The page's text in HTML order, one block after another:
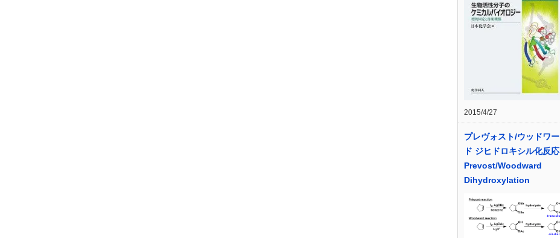
2015/4/27
プレヴォスト/ウッドワー
ド ジヒドロキシル化反応
Prevost/Woodward
Dihydroxylation